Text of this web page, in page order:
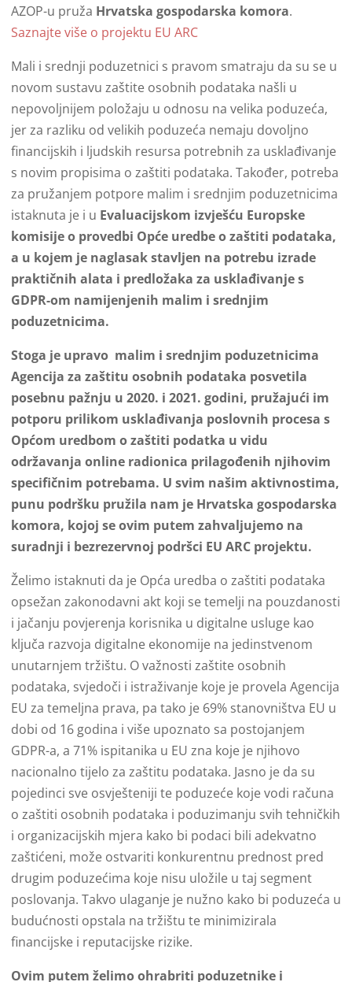
AZOP-u pruža Hrvatska gospodarska komora.
Saznajte više o projektu EU ARC
Mali i srednji poduzetnici s pravom smatraju da su se u
novom sustavu zaštite osobnih podataka našli u
nepovoljnijem položaju u odnosu na velika poduzeća,
jer za razliku od velikih poduzeća nemaju dovoljno
financijskih i ljudskih resursa potrebnih za usklađivanje
s novim propisima o zaštiti podataka. Također, potreba
za pružanjem potpore malim i srednjim poduzetnicima
istaknuta je i u Evaluacijskom izvješću Europske
komisije o provedbi Opće uredbe o zaštiti podataka,
a u kojem je naglasak stavljen na potrebu izrade
praktičnih alata i predložaka za usklađivanje s
GDPR-om namijenjenih malim i srednjim
poduzetnicima.
Stoga je upravo malim i srednjim poduzetnicima
Agencija za zaštitu osobnih podataka posvetila
posebnu pažnju u 2020. i 2021. godini, pružajući im
potporu prilikom usklađivanja poslovnih procesa s
Općom uredbom o zaštiti podatka u vidu
održavanja online radionica prilagođenih njihovim
specifičnim potrebama. U svim našim aktivnostima,
punu podršku pružila nam je Hrvatska gospodarska
komora, kojoj se ovim putem zahvaljujemo na
suradnji i bezrezervnoj podršci EU ARC projektu.
Želimo istaknuti da je Opća uredba o zaštiti podataka
opsežan zakonodavni akt koji se temelji na pouzdanosti
i jačanju povjerenja korisnika u digitalne usluge kao
ključa razvoja digitalne ekonomije na jedinstvenom
unutarnjem tržištu. O važnosti zaštite osobnih
podataka, svjedoči i istraživanje koje je provela Agencija
EU za temeljna prava, pa tako je 69% stanovništva EU u
dobi od 16 godina i više upoznato sa postojanjem
GDPR-a, a 71% ispitanika u EU zna koje je njihovo
nacionalno tijelo za zaštitu podataka. Jasno je da su
pojedinci sve osvješteniji te poduzeće koje vodi računa
o zaštiti osobnih podataka i poduzimanju svih tehničkih
i organizacijskih mjera kako bi podaci bili adekvatno
zaštićeni, može ostvariti konkurentnu prednost pred
drugim poduzećima koje nisu uložile u taj segment
poslovanja. Takvo ulaganje je nužno kako bi poduzeća u
budućnosti opstala na tržištu te minimizirala
financijske i reputacijske rizike.
Ovim putem želimo ohrabriti poduzetnike i